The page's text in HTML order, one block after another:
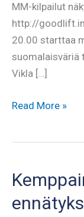
MM-kilpailut
http://
20.00 starttaa
suomalaisväriä
Vikla […]
netissä
Read More »